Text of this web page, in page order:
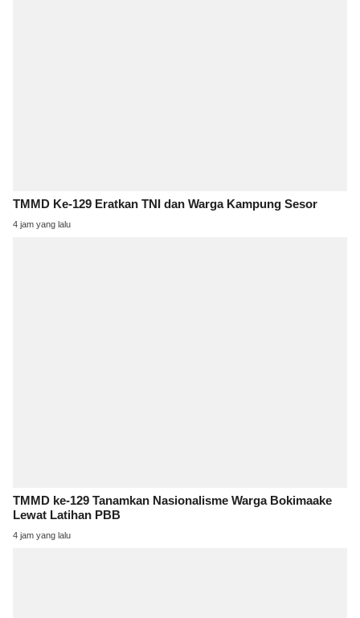
TMMD Ke-129 Eratkan TNI dan Warga Kampung Sesor
4 jam yang lalu
TMMD ke-129 Tanamkan Nasionalisme Warga Bokimaake
Lewat Latihan PBB
4 jam yang lalu